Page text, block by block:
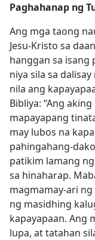
Paghahanap ng
Ang mga taong
Jesu-Kristo sa
hanggan sa isang
niya sila sa
nila ang
Bibliya: “Ang
mapayapang
may lubos na
pahingahang-
patikim lamang
sa hinaharap.
magmamay-ari
ng masidhing
kapayapaan. Ang
lupa, at tatahan